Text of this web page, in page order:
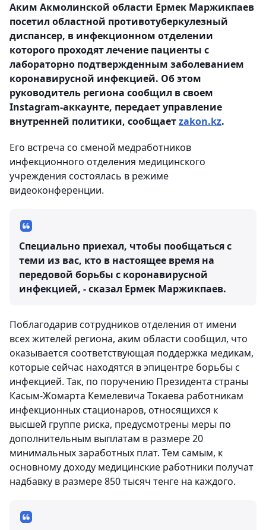
Аким Акмолинской области Ермек Маржикпаев
посетил областной противотуберкулезный
диспансер, в инфекционном отделении
которого проходят лечение пациенты с
лабораторно подтвержденным заболеванием
коронавирусной инфекцией. Об этом
руководитель региона сообщил в своем
Instagram-аккаунте, передает управление
внутренней политики, сообщаетzakon.kz.
Его встреча со сменой медработников
инфекционного отделения медицинского
учреждения состоялась в режиме
видеоконференции.
Специально приехал, чтобы пообщаться с
теми из вас, кто в настоящее время на
передовой борьбы с коронавирусной
инфекцией, - сказал Ермек Маржикпаев.
Поблагодарив сотрудников отделения от имени
всех жителей региона, аким области сообщил, что
оказывается соответствующая поддержка медикам,
которые сейчас находятся в эпицентре борьбы с
инфекцией. Так, по поручению Президента страны
Касым-Жомарта Кемелевича Токаева работникам
инфекционных стационаров, относящихся к
высшей группе риска, предусмотрены меры по
дополнительным выплатам в размере 20
минимальных заработных плат. Тем самым, к
основному доходу медицинские работники получат
надбавку в размере 850 тысяч тенге на каждого.